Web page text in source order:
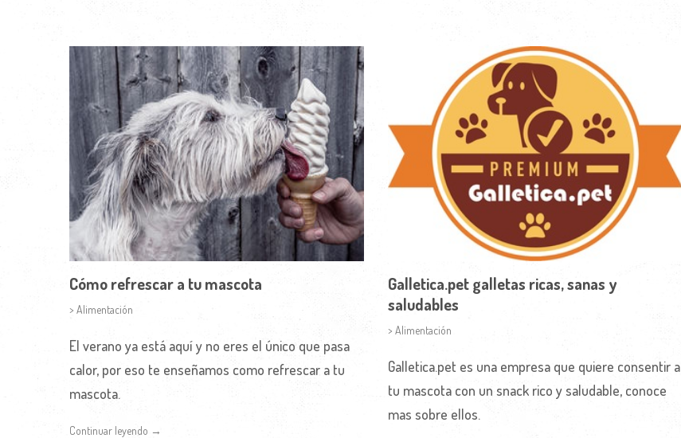
Cómo refrescar a tu mascota
> Alimentación
El verano ya está aquí y no eres el único que pasa
calor, por eso te enseñamos como refrescar a tu
mascota.
Continuar leyendo →
Galletica.pet galletas ricas, sanas y
saludables
> Alimentación
Galletica.pet es una empresa que quiere consentir a
tu mascota con un snack rico y saludable, conoce
mas sobre ellos.